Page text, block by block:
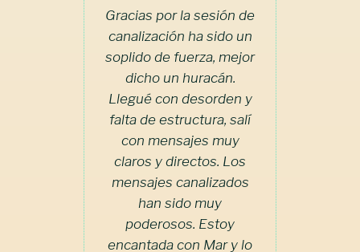
Gracias por la sesión de
canalización ha sido un
soplido de fuerza, mejor
dicho un huracán.
Llegué con desorden y
falta de estructura, salí
con mensajes muy
claros y directos. Los
mensajes canalizados
han sido muy
poderosos. Estoy
encantada con Mar y lo